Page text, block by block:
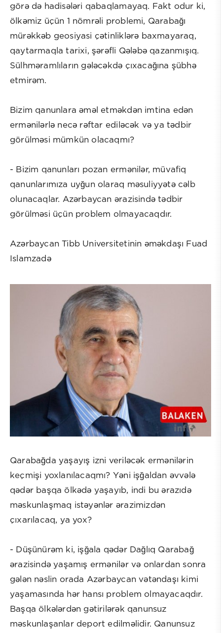
görə də hadisələri qabaqlamayaq. Fakt odur ki,
ölkəmiz üçün 1 nömrəli problemi, Qarabağı
mürəkkəb geosiyasi çətinliklərə baxmayaraq,
qaytarmaqla tarixi, şərəfli Qələbə qazanmışıq.
Sülhməramlıların gələcəkdə çıxacağına şübhə
etmirəm.
Bizim qanunlara əməl etməkdən imtina edən
ermənilərlə necə rəftar ediləcək və ya tədbir
görülməsi mümkün olacaqmı?
- Bizim qanunları pozan ermənilər, müvafiq
qanunlarımıza uyğun olaraq məsuliyyətə cəlb
olunacaqlar. Azərbaycan ərazisində tədbir
görülməsi üçün problem olmayacaqdır.
Azərbaycan Tibb Universitetinin əməkdaşı Fuad
Islamzadə
Qarabağda yaşayış izni veriləcək ermənilərin
keçmişi yoxlanılacaqmı? Yəni işğaldan əvvələ
qədər başqa ölkədə yaşayıb, indi bu ərazıdə
məskunlaşmaq istəyənlər ərazimizdən
çıxarılacaq, ya yox?
- Düşünürəm ki, işğala qədər Dağlıq Qarabağ
ərazisində yaşamış ermənilər və onlardan sonra
gələn nəslin orada Azərbaycan vətəndaşı kimi
yaşamasında hər hansı problem olmayacaqdır.
Başqa ölkələrdən gətirilərək qanunsuz
məskunlaşanlar deport edilməlidir. Qanunsuz